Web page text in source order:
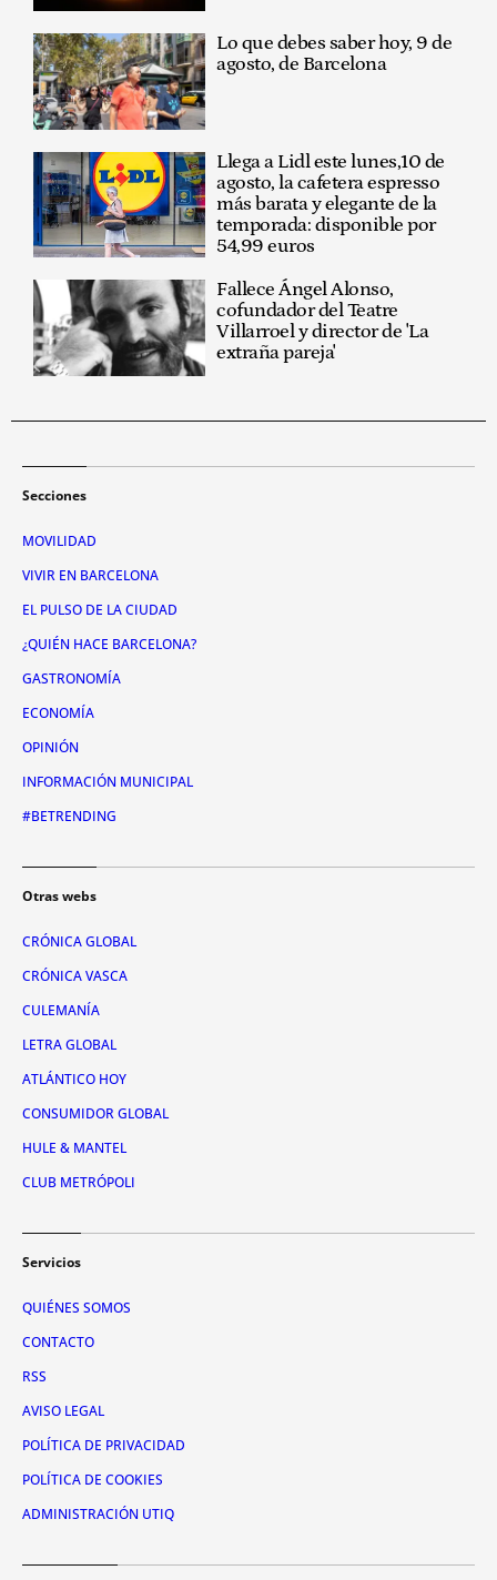
Lo que debes saber hoy, 9 de
agosto, de Barcelona
Llega a Lidl este lunes,10 de
agosto, la cafetera espresso
más barata y elegante de la
temporada: disponible por
54,99 euros
Fallece Ángel Alonso,
cofundador del Teatre
Villarroel y director de 'La
extraña pareja'
Secciones
MOVILIDAD
VIVIR EN BARCELONA
EL PULSO DE LA CIUDAD
¿QUIÉN HACE BARCELONA?
GASTRONOMÍA
ECONOMÍA
OPINIÓN
INFORMACIÓN MUNICIPAL
#BETRENDING
Otras webs
CRÓNICA GLOBAL
CRÓNICA VASCA
CULEMANÍA
LETRA GLOBAL
ATLÁNTICO HOY
CONSUMIDOR GLOBAL
HULE & MANTEL
CLUB METRÓPOLI
Servicios
QUIÉNES SOMOS
CONTACTO
RSS
AVISO LEGAL
POLÍTICA DE PRIVACIDAD
POLÍTICA DE COOKIES
ADMINISTRACIÓN UTIQ